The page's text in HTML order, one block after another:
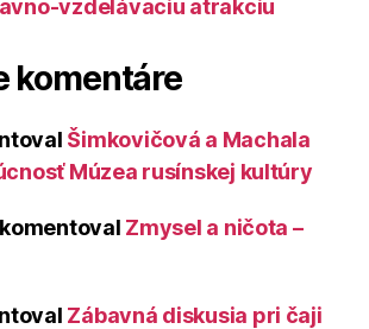
vzdelávaciu atrakciu
komentáre
Šimkovičová a Machala
Múzea rusínskej kultúry
komentoval Zmysel a ničota –
Zábavná diskusia pri čaji